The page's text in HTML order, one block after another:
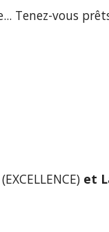
Tenez-vous
(EXCELLENCE) et